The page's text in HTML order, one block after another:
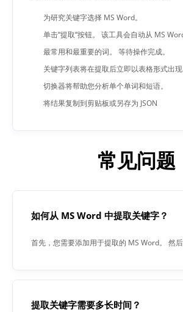
为研究关键字选择 MS Word。
单击“提取“按钮。 该工具会自动从 MS
最常用和最重要的词。 等待操作完成。
关键字列表将在提取后立即以表格形式出现
切换器将帮助您分析单个单词和短语。
将结果复制到剪贴板或另存为 JSON
常见问题
如何从 MS Word 中提取关键字？
首先，您需要添加用于提取的 MS Word。 然
提取关键字需要多长时间？